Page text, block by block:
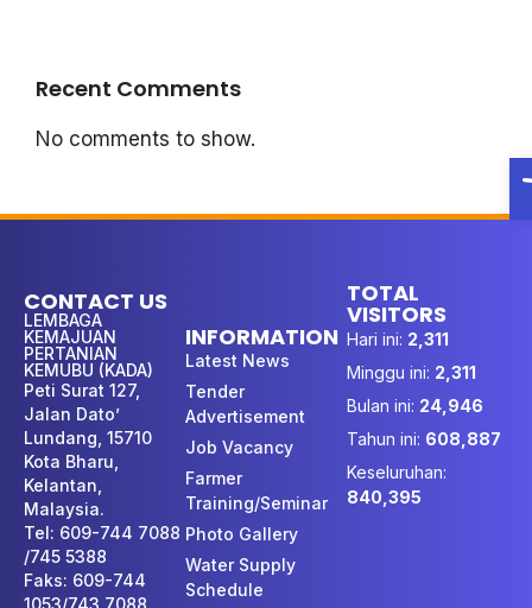
Recent Comments
No comments to show.
CONTACT US
LEMBAGA
KEMAJUAN
PERTANIAN
KEMUBU (KADA)
Peti Surat 127,
Jalan Dato’
Lundang, 15710
Kota Bharu,
Kelantan,
Malaysia.
Tel: 609-744 7088
/745 5388
Faks: 609-744
1053/743 7088
INFORMATION
Latest News
Tender
Advertisement
Job Vacancy
Farmer
Training/Seminar
Photo Gallery
Water Supply
Schedule
TOTAL
VISITORS
Hari ini: 2,311
Minggu ini: 2,311
Bulan ini: 24,946
Tahun ini: 608,887
Keseluruhan:
840,395